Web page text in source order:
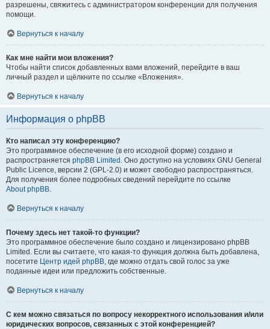
разрешены, свяжитесь с администратором конференции для получения
помощи.
Вернуться к началу
Как мне найти мои вложения?
Чтобы найти список добавленных вами вложений, перейдите в ваш
личный раздел и щёлкните по ссылке «Вложения».
Вернуться к началу
Информация о phpBB
Кто написал эту конференцию?
Это программное обеспечение (в его исходной форме) создано и
распространяется phpBB Limited . Оно доступно на условиях GNU General
Public Licence, версии 2 (GPL-2.0) и может свободно распространяться.
Для получения более подробных сведений перейдите по ссылке
About phpBB.
Вернуться к началу
Почему здесь нет такой-то функции?
Это программное обеспечение было создано и лицензировано phpBB
Limited. Если вы считаете, что какая-то функция должна быть добавлена,
посетите Центр идей phpBB, где можно отдать свой голос за уже
поданные идеи или предложить собственные.
Вернуться к началу
С кем можно связаться по вопросу некорректного использования и/или
юридических вопросов, связанных с этой конференцией?